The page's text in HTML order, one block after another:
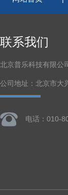
联系我们
北京普乐科技有限公司
公司地址：北京市大
电话：010-